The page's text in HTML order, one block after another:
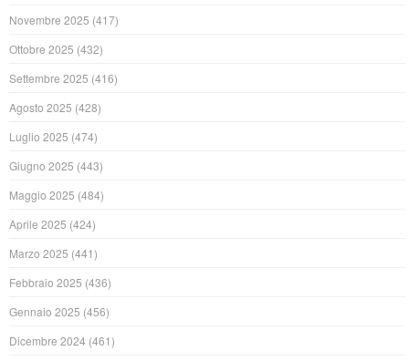
Novembre 2025 (417)
Ottobre 2025 (432)
Settembre 2025 (416)
Agosto 2025 (428)
Luglio 2025 (474)
Giugno 2025 (443)
Maggio 2025 (484)
Aprile 2025 (424)
Marzo 2025 (441)
Febbraio 2025 (436)
Gennaio 2025 (456)
Dicembre 2024 (461)